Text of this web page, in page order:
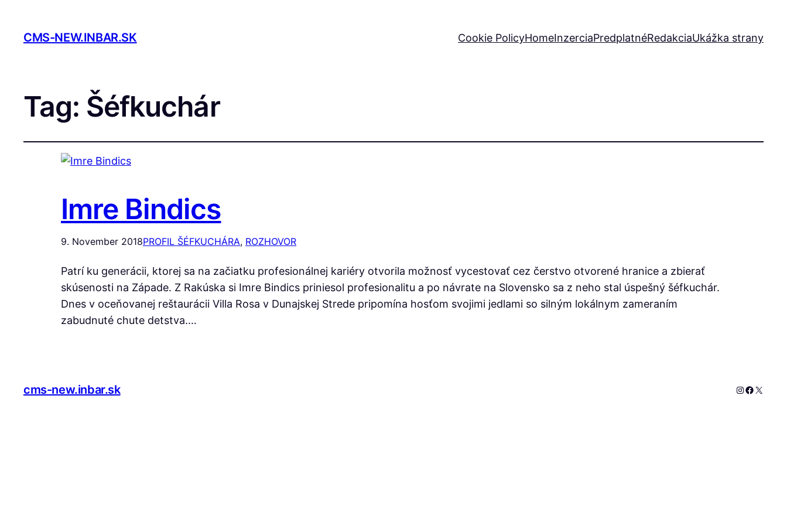
CMS-NEW.INBAR.SK Cookie PolicyHomeInzerciaPredplatnéRedakciaUkážka strany
Tag: Šéfkuchár
Imre Bindics
9. November 2018PROFIL ŠÉFKUCHÁRA, ROZHOVOR
Patrí ku generácii, ktorej sa na začiatku profesionálnej kariéry otvorila možnosť vycestovať cez čerstvo otvorené hranice a zbierať
skúsenosti na Západe. Z Rakúska si Imre Bindics priniesol profesionalitu a po návrate na Slovensko sa z neho stal úspešný šéfkuchár.
Dnes v oceňovanej reštaurácii Villa Rosa v Dunajskej Strede pripomína hosťom svojimi jedlami so silným lokálnym zameraním
zabudnuté chute detstva.…
cms-new.inbar.sk Instagram
X